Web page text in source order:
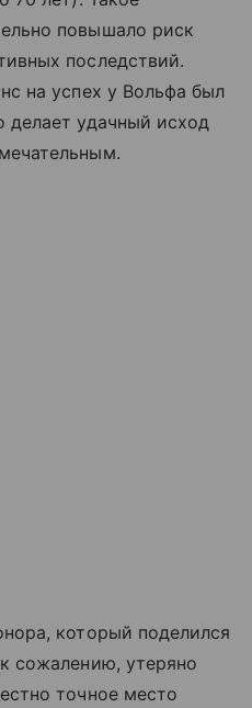
повышало риск
последствий.
на успех у Вольфа был
делает удачный исход
который поделился
сожалению, утеряно
точное место